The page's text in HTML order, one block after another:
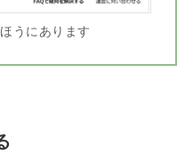
うにあります